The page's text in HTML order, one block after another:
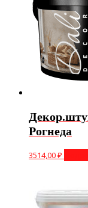
Рогнеда
3514,00₽